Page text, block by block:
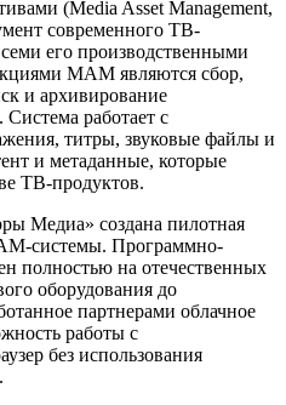
(Media Asset Management,
современного ТВ-
его производственными
MAM являются сбор,
и архивирование
работает с
титры, звуковые файлы и
и метаданные, которые
ТВ-продуктов.
Медиа» создана пилотная
системы. Программно-
полностью на отечественных
оборудования до
партнерами облачное
работы с
без использования